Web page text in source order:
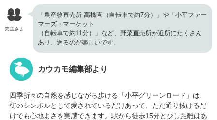
売主さま
「農産物直売所 高橋園（自転車で約7分）」や「小平ファー
マーズ・マーケット
（自転車で約11分）」など、野菜直売所が近所にたくさん
あり、巡るのが楽しいです。
カウカモ編集部より
四季折々の自然を感じながら歩ける「小平グリーンロード」は、
街のシンボルとして愛されているだけあって、ただ通り抜けるだ
けでも心地よさを実感できます。駅から徒歩15分と少し距離はあ